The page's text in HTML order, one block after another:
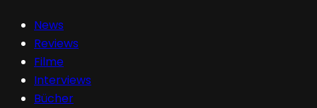
News
Reviews
Filme
Interviews
Bücher